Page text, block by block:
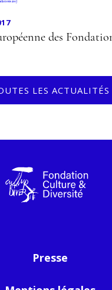
des
LES ACTUALITÉS
Presse